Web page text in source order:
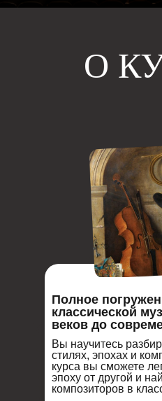
Полное
классической
веков до
Вы научитесь
стилях, эпохах и
курса вы сможете
эпоху от другой и
композиторов в
О